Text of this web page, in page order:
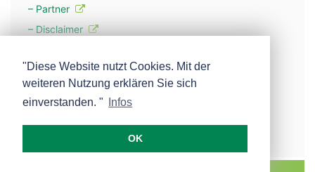
– Partner
– Disclaimer
– Werbung
– Mehr über unsere Experten
"Diese Website nutzt Cookies. Mit der
weiteren Nutzung erklären Sie sich
einverstanden. "
Infos
OK